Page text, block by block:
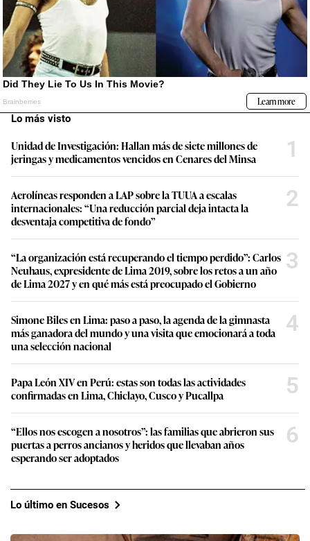
Lo más visto
Unidad de Investigación: Hallan más de siete millones de
jeringas y medicamentos vencidos en Cenares del Minsa
1
Aerolíneas responden a LAP sobre la TUUA a escalas
internacionales: “Una reducción parcial deja intacta la
desventaja competitiva de fondo”
2
“La organización está recuperando el tiempo perdido”: Carlos
Neuhaus, expresidente de Lima 2019, sobre los retos a un año
de Lima 2027 y en qué más está preocupado el Gobierno
3
Simone Biles en Lima: paso a paso, la agenda de la gimnasta
más ganadora del mundo y una visita que emocionará a toda
una selección nacional
4
Papa León XIV en Perú: estas son todas las actividades
confirmadas en Lima, Chiclayo, Cusco y Pucallpa
5
“Ellos nos escogen a nosotros”: las familias que abrieron sus
puertas a perros ancianos y heridos que llevaban años
esperando ser adoptados
6
Lo último en Sucesos